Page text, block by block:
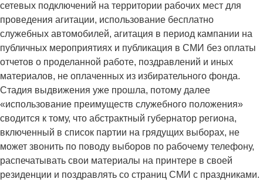
сетевых подключений на территории рабочих мест для
проведения агитации, использование бесплатно
служебных автомобилей, агитация в период кампании на
публичных мероприятиях и публикация в СМИ без оплаты
отчетов о проделанной работе, поздравлений и иных
материалов, не оплаченных из избирательного фонда.
Стадия выдвижения уже прошла, потому далее
«использование преимуществ служебного положения»
сводится к тому, что абстрактный губернатор региона,
включенный в список партии на грядущих выборах, не
может звонить по поводу выборов по рабочему телефону,
распечатывать свои материалы на принтере в своей
резиденции и поздравлять со страниц СМИ с праздниками.